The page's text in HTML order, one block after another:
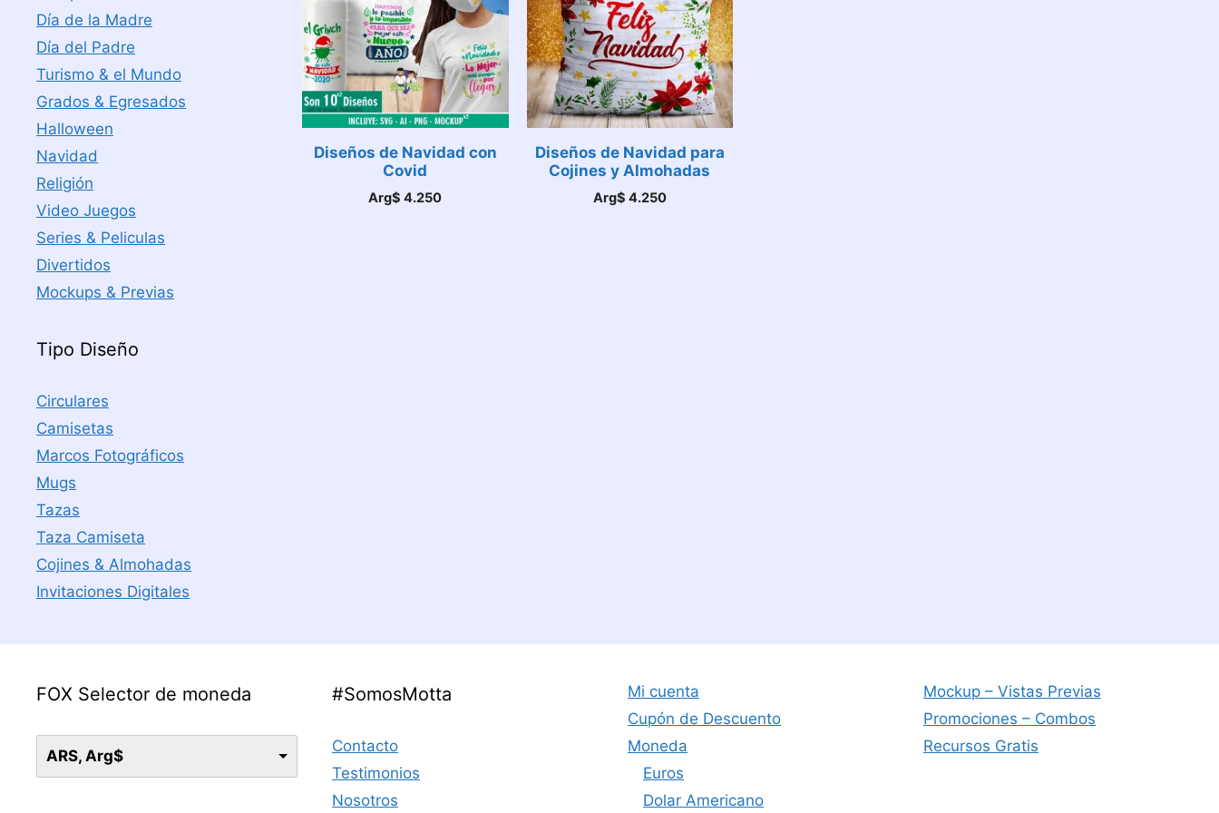
Diseños de Navidad con
Covid
Arg$ 4.250
Diseños de Navidad para
Cojines y Almohadas
Arg$ 4.250
Día de la Madre
Día del Padre
Turismo & el Mundo
Grados & Egresados
Halloween
Navidad
Religión
Video Juegos
Series & Peliculas
Divertidos
Mockups & Previas
Tipo Diseño
Circulares
Camisetas
Marcos Fotográficos
Mugs
Tazas
Taza Camiseta
Cojines & Almohadas
Invitaciones Digitales
FOX Selector de moneda
ARS, Arg$
#SomosMotta
Contacto
Testimonios
Nosotros
Mi cuenta
Cupón de Descuento
Moneda
Euros
Dolar Americano
Mockup – Vistas Previas
Promociones – Combos
Recursos Gratis